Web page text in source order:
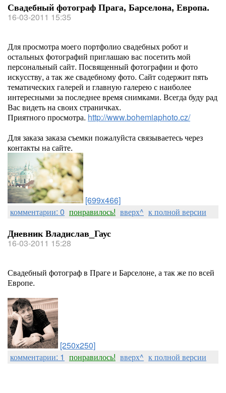
Свадебный фотограф Прага, Барселона, Европа.
16-03-2011 15:35
Для просмотра моего портфолио свадебных робот и
остальных фотографий приглашаю вас посетить мой
персональный сайт. Посвященный фотографии и фото
искусству, а так же свадебному фото. Сайт содержит пять
тематических галерей и главную галерею с наиболее
интересными за последнее время снимками. Всегда буду рад
Вас видеть на своих страничках.
Приятного просмотра. http://www.bohemiaphoto.cz/
Для заказа заказа съемки пожалуйста связываетесь через
контакты на сайте.
[699x466]
комментарии: 0 понравилось! вверх^ к полной версии
Дневник Владислав_Гаус
16-03-2011 15:28
Свадебный фотограф в Праге и Барселоне, а так же по всей
Европе.
[250x250]
комментарии: 1 понравилось! вверх^ к полной версии